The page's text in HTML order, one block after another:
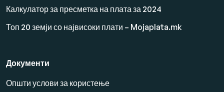
Калкулатор за пресметка на плата за 2024
Топ 20 земји со највисоки плати – Mojaplata.mk
Документи
Општи услови за користење